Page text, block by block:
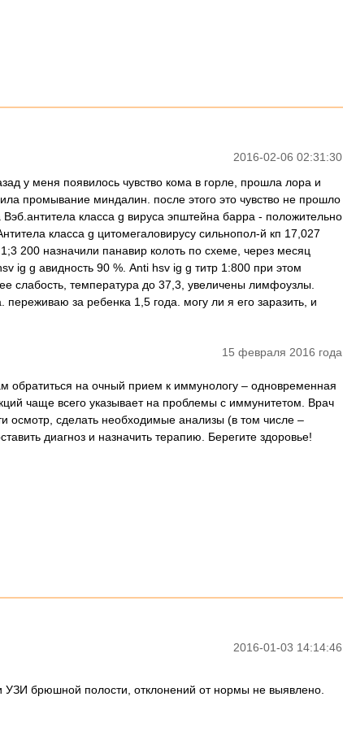
2016-02-06 02:31:30
у меня появилось чувство кома в горле, прошла лора и
промывание миндалин. после этого это чувство не прошло
класса g вируса эпштейна барра - положительно
класса g цитомегаловирусу сильнопол-й кп 17,027
200 назначили панавир колоть по схеме, через месяц
ig g авидность 90 %. Anti hsv ig g титр 1:800 при этом
слабость, температура до 37,3, увеличены лимфоузлы.
переживаю за ребенка 1,5 года. могу ли я его заразить, и
15 февраля 2016 года
обратиться на очный прием к иммунологу – одновременная
чаще всего указывает на проблемы с иммунитетом. Врач
осмотр, сделать необходимые анализы (в том числе –
диагноз и назначить терапию. Берегите здоровье!
2016-01-03 14:14:46
брюшной полости, отклонений от нормы не выявлено.